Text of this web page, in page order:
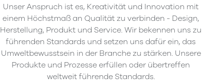
Unser Anspruch ist es, Kreativität und Innovation mit
einem Höchstmaß an Qualität zu verbinden - Design,
Herstellung, Produkt und Service. Wir bekennen uns zu
führenden Standards und setzen uns dafür ein, das
Umweltbewusstsein in der Branche zu stärken. Unsere
Produkte und Prozesse erfüllen oder übertreffen
weltweit führende Standards.